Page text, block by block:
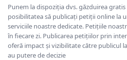
Punem la dispoziția dvs. găzduirea
posibilitatea să publicați petiții online la
serviciile noastre dedicate. Petițiile
în fiecare zi. Publicarea petițiilor prin
oferă impact și vizibilitate către publicul
au putere de decizie